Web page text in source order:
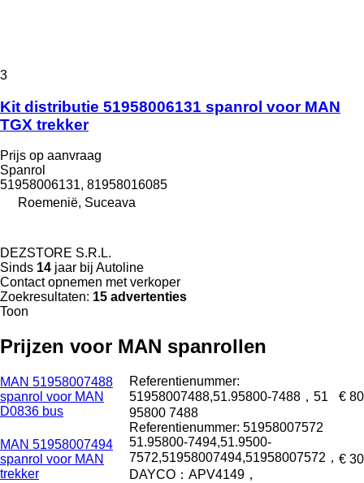
3
Kit distributie 51958006131 spanrol voor MAN
TGX trekker
Prijs op aanvraag
Spanrol
51958006131, 81958016085
Roemenië, Suceava
DEZSTORE S.R.L.
Sinds 14 jaar bij Autoline
Contact opnemen met verkoper
Zoekresultaten: 15 advertenties
Toon
Prijzen voor MAN spanrollen
MAN 51958007488
spanrol voor MAN
D0836 bus
Referentienummer:
51958007488,51.95800-7488，51
95800 7488
€ 80
MAN 51958007494
spanrol voor MAN
trekker
Referentienummer: 51958007572
51.95800-7494,51.9500-
7572,51958007494,51958007572，
DAYCO：APV4149，
€ 30